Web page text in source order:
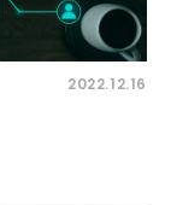
2022.12.16